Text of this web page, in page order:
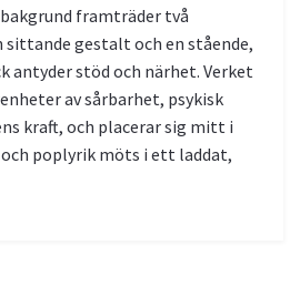
framträder två
sittande gestalt och en stående,
antyder stöd och närhet. Verket
av sårbarhet, psykisk
kraft, och placerar sig mitt i
poplyrik möts i ett laddat,